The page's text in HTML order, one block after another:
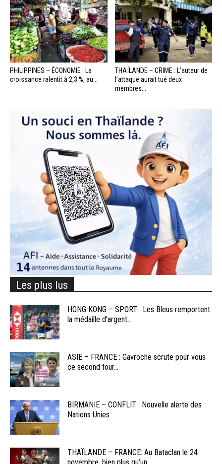
PHILIPPINES – ÉCONOMIE : La
croissance ralentit à 2,3 %, au...
THAÏLANDE – CRIME : L’auteur de
l’attaque aurait tué deux
membres...
Les plus lus
HONG KONG – SPORT : Les Bleus remportent
la médaille d’argent...
ASIE – FRANCE : Gavroche scrute pour vous
ce second tour...
BIRMANIE – CONFLIT : Nouvelle alerte des
Nations Unies
THAÏLANDE – FRANCE: Au Bataclan le 24